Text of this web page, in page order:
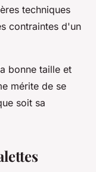
techniques
contraintes d'un
bonne taille et
mérite de se
soit sa